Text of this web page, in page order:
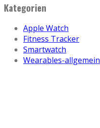
Kategorien
Apple Watch
Fitness Tracker
Smartwatch
Wearables-allgemein